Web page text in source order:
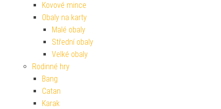
Kovové mince
Obaly na karty
Malé obaly
Střední obaly
Velké obaly
Rodinné hry
Bang
Catan
Karak